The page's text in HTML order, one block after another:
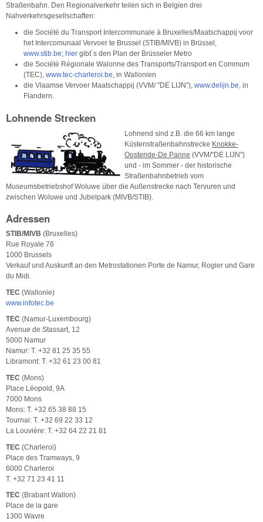
Straßenbahn. Den Regionalverkehr teilen sich in Belgien drei
Nahverkehrsgesellschaften:
die Société du Transport Intercommunale à Bruxelles/Maatschappij voor
het Intercomunaal Vervoer te Brussel (STIB/MIVB) in Brüssel,
www.stib.be; hier gibt´s den Plan der Brüsseler Metro
die Société Régionale Walonne des Transports/Transport en Commum
(TEC), www.tec-charleroi.be, in Wallonien
die Vlaamse Vervoer Maatschappij (VVM/ "DE LIJN"), www.delijn.be, in
Flandern.
Lohnende Strecken
Lohnend sind z.B. die 66 km lange
Küstenstraßenbahnstrecke Knokke-
Oostende-De Panne (VVM/"DE LIJN")
und - im Sommer - der historische
Straßenbahnbetrieb vom
Museumsbetriebshof Woluwe über die Außenstrecke nach Tervuren und
zwischen Woluwe und Jubelpark (MIVB/STIB).
Adressen
STIB/MIVB (Bruxelles)
Rue Royale 76
1000 Brussels
Verkauf und Auskunft an den Metrostationen Porte de Namur, Rogier und Gare
du Midi.
TEC (Wallonie)
www.infotec.be
TEC (Namur-Luxembourg)
Avenue de Stassart, 12
5000 Namur
Namur: T. +32 81 25 35 55
Libramont: T. +32 61 23 00 81
TEC (Mons)
Place Léopold, 9A
7000 Mons
Mons: T. +32 65 38 88 15
Tournai: T. +32 69 22 33 12
La Louvière: T. +32 64 22 21 81
TEC (Charleroi)
Place des Tramways, 9
6000 Charleroi
T. +32 71 23 41 11
TEC (Brabant Wallon)
Place de la gare
1300 Wavre